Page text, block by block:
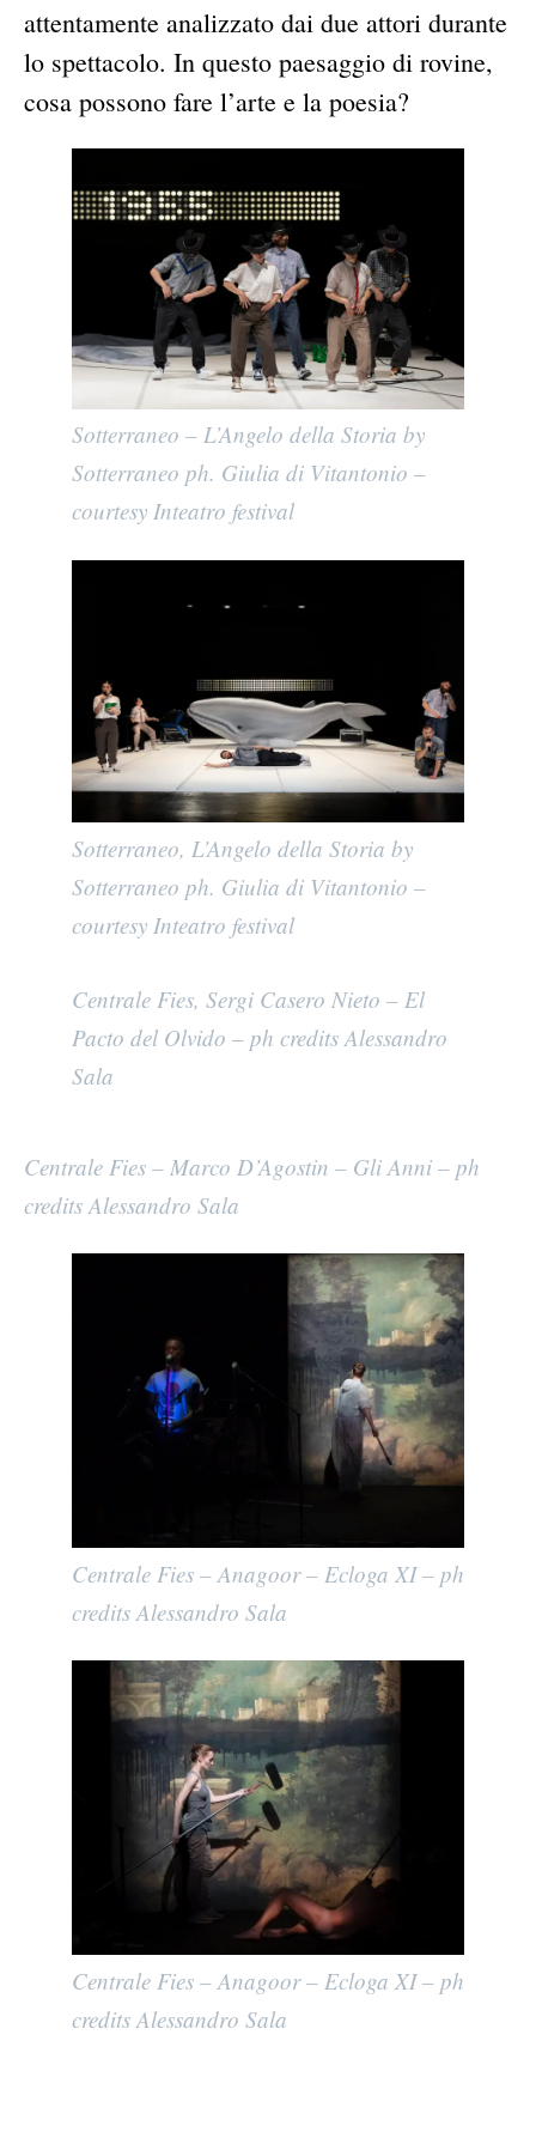
attentamente analizzato dai due attori durante
lo spettacolo. In questo paesaggio di rovine,
cosa possono fare l’arte e la poesia?
Sotterraneo – L’Angelo della Storia by
Sotterraneo ph. Giulia di Vitantonio –
courtesy Inteatro festival
Sotterraneo, L’Angelo della Storia by
Sotterraneo ph. Giulia di Vitantonio –
courtesy Inteatro festival
Centrale Fies, Sergi Casero Nieto – El
Pacto del Olvido – ph credits Alessandro
Sala
Centrale Fies – Marco D’Agostin – Gli Anni – ph
credits Alessandro Sala
Centrale Fies – Anagoor – Ecloga XI – ph
credits Alessandro Sala
Centrale Fies – Anagoor – Ecloga XI – ph
credits Alessandro Sala